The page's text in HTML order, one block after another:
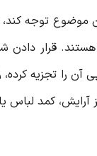
موضوع توجه کند،
قرار دادن
آن را تجزیه
کمد لباس